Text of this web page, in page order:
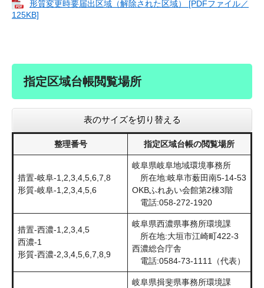
形質変更時要届出区域（解除された区域） [PDFファイル／
125KB]
指定区域台帳閲覧場所
表のサイズを切り替える
整理番号 指定区域台帳の閲覧場所
措置-岐阜-1,2,3,4,5,6,7,8
形質-岐阜-1,2,3,4,5,6
岐阜県岐阜地域環境事務所
所在地:岐阜市薮田南5-14-53
OKBふれあい会館第2棟3階
電話:058-272-1920
措置-西濃-1,2,3,4,5
西濃-1
形質-西濃-2,3,4,5,6,7,8,9
岐阜県西濃県事務所環境課
所在地:大垣市江崎町422-3
西濃総合庁舎
電話:0584-73-1111（代表）
岐阜県揖斐県事務所環境課